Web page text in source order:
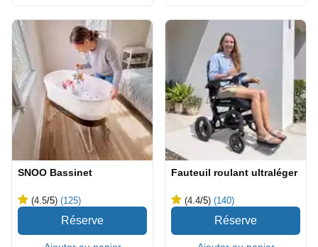
SNOO Bassinet
(4.5/5) (125)
Fauteuil roulant ultraléger
(4.4/5) (140)